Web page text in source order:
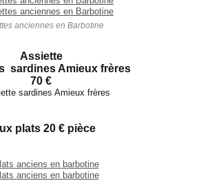
anciennes en Barbotine
Assiette
sardines Amieux frères
70 €
plats 20 € pièce